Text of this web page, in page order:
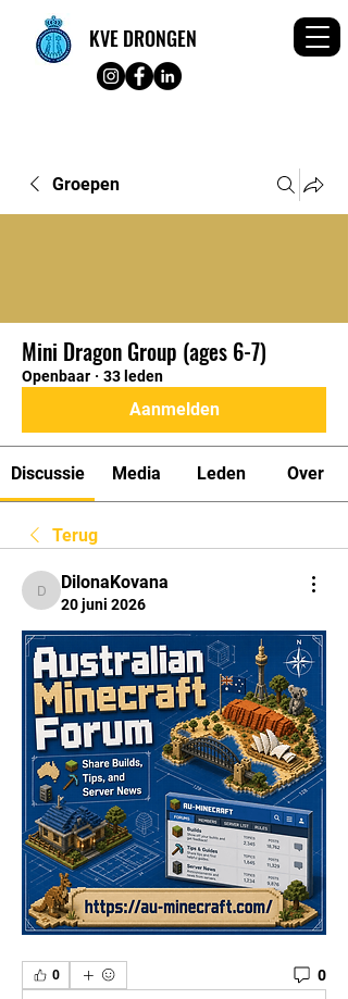
KVE DRONGEN
Groepen
Mini Dragon Group (ages 6-7)
Openbaar · 33 leden
Aanmelden
Discussie Media Leden Over
Terug
DilonaKovana
DilonaKovana
20 juni 2026
0 0